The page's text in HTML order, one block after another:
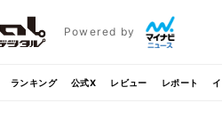
Powered by
ランキング 公式X レビュー レポート